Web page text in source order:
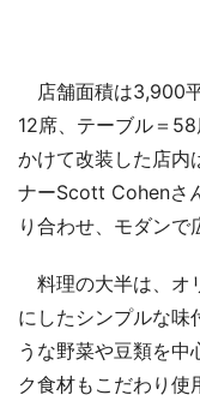
店舗面積は3,900
12席、テーブル＝
かけて改装した店内
ナーScott Cohenさ
り合わせ、モダンで
料理の大半は、オ
にしたシンプルな味
うな野菜や豆類を中
ク食材もこだわり